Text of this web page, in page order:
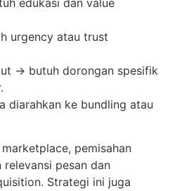
urgency atau trust
→ butuh dorongan spesifik
diarahkan ke bundling atau
pemisahan
pesan dan
Strategi ini juga